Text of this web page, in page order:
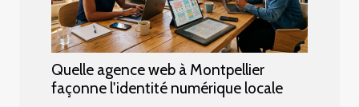
Quelle agence web à Montpellier
façonne l'identité numérique locale